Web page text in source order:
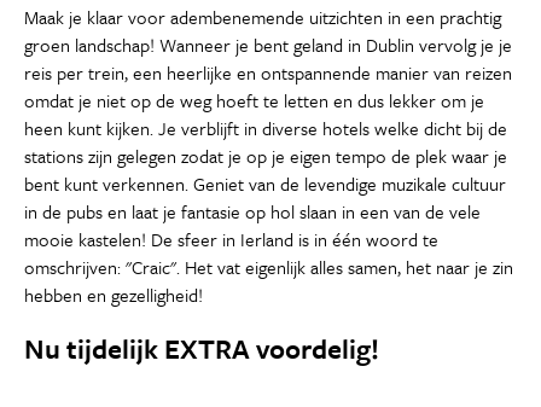
Maak je klaar voor adembenemende uitzichten in een prachtig
groen landschap! Wanneer je bent geland in Dublin vervolg je je
reis per trein, een heerlijke en ontspannende manier van reizen
omdat je niet op de weg hoeft te letten en dus lekker om je
heen kunt kijken. Je verblijft in diverse hotels welke dicht bij de
stations zijn gelegen zodat je op je eigen tempo de plek waar je
bent kunt verkennen. Geniet van de levendige muzikale cultuur
in de pubs en laat je fantasie op hol slaan in een van de vele
mooie kastelen! De sfeer in Ierland is in één woord te
omschrijven: "Craic". Het vat eigenlijk alles samen, het naar je zin
hebben en gezelligheid!
Nu tijdelijk EXTRA voordelig!